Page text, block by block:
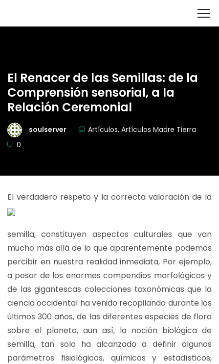
El Renacer de las Semillas: de la
Comprensión sensorial, a la
Relación Ceremonial
soulserver Artículos, Artículos Madre Tierra
0
El verdadero respeto y la correcta valoración de la
semilla, constituyen aspectos culturales que van
mucho más allá de lo que aparentemente podemos
percibir en nuestra realidad inmediata, Por ejemplo,
a pesar de los enormes compendios morfológicos y
de las gigantescas colecciones taxonómicas que la
ciencia occidental ha venido recopilando durante los
últimos 300 años, de las diferentes especies de flora
sobre el planeta, aun así, la noción biológica de
semilla, tan solo ha alcanzado a definir algunos
parámetros fisiológicos, químicos y estadísticos,